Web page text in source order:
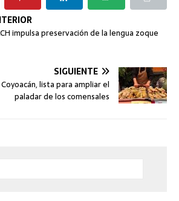
impulsa preservación de la lengua zoque
SIGUIENTE
lista para ampliar el
paladar de los comensales